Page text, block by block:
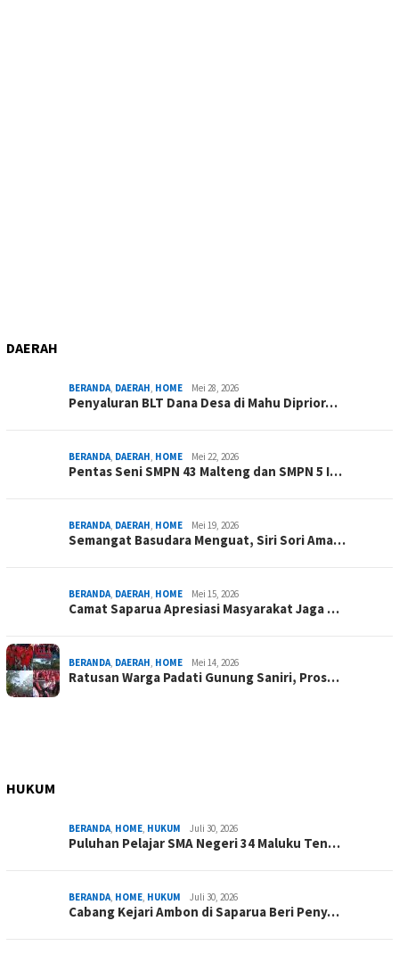
DAERAH
BERANDA, DAERAH, HOME Mei 28, 2026
Penyaluran BLT Dana Desa di Mahu Diprior…
BERANDA, DAERAH, HOME Mei 22, 2026
Pentas Seni SMPN 43 Malteng dan SMPN 5 I…
BERANDA, DAERAH, HOME Mei 19, 2026
Semangat Basudara Menguat, Siri Sori Ama…
BERANDA, DAERAH, HOME Mei 15, 2026
Camat Saparua Apresiasi Masyarakat Jaga …
BERANDA, DAERAH, HOME Mei 14, 2026
Ratusan Warga Padati Gunung Saniri, Pros…
HUKUM
BERANDA, HOME, HUKUM Juli 30, 2026
Puluhan Pelajar SMA Negeri 34 Maluku Ten…
BERANDA, HOME, HUKUM Juli 30, 2026
Cabang Kejari Ambon di Saparua Beri Peny…